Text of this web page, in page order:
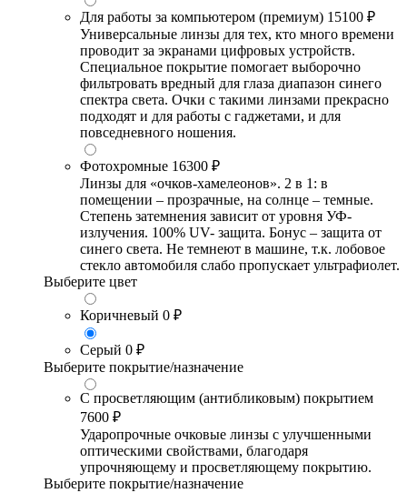
Для работы за компьютером (премиум) 15100 ₽
Универсальные линзы для тех, кто много времени
проводит за экранами цифровых устройств.
Специальное покрытие помогает выборочно
фильтровать вредный для глаза диапазон синего
спектра света. Очки с такими линзами прекрасно
подходят и для работы с гаджетами, и для
повседневного ношения.
Фотохромные 16300 ₽
Линзы для «очков-хамелеонов». 2 в 1: в
помещении – прозрачные, на солнце – темные.
Степень затемнения зависит от уровня УФ-
излучения. 100% UV- защита. Бонус – защита от
синего света. Не темнеют в машине, т.к. лобовое
стекло автомобиля слабо пропускает ультрафиолет.
Выберите цвет
Коричневый 0 ₽
Серый 0 ₽
Выберите покрытие/назначение
С просветляющим (антибликовым) покрытием
7600 ₽
Ударопрочные очковые линзы с улучшенными
оптическими свойствами, благодаря
упрочняющему и просветляющему покрытию.
Выберите покрытие/назначение